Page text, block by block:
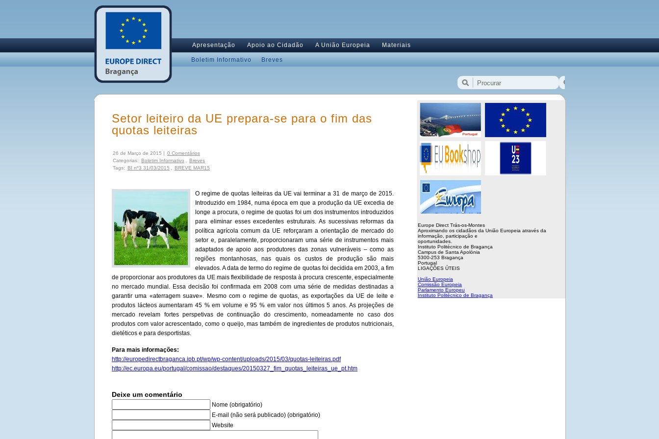
Apresentação Apoio ao Cidadão A União Europeia Materiais
Boletim Informativo Breves
Setor leiteiro da UE prepara-se para o fim das
quotas leiteiras
26 de Março de 2015 | 0 Comentários
Categorias:
Boletim Informativo
Breves
Tags:
BI nº3 31/03/2015 BREVE MAR15
O regime de quotas leiteiras da UE vai terminar a 31 de março de 2015.
Introduzido em 1984, numa época em que a produção da UE excedia de
longe a procura, o regime de quotas foi um dos instrumentos introduzidos
para eliminar esses excedentes estruturais. As sucessivas reformas da
política agrícola comum da UE reforçaram a orientação de mercado do
setor e, paralelamente, proporcionaram uma série de instrumentos mais
adaptados de apoio aos produtores das zonas vulneráveis – como as
regiões montanhosas, nas quais os custos de produção são mais
elevados. A data de termo do regime de quotas foi decidida em 2003, a fim
de proporcionar aos produtores da UE mais flexibilidade de resposta à procura crescente, especialmente
no mercado mundial. Essa decisão foi confirmada em 2008 com uma série de medidas destinadas a
garantir uma «aterragem suave». Mesmo com o regime de quotas, as exportações da UE de leite e
produtos lácteos aumentaram 45 % em volume e 95 % em valor nos últimos 5 anos. As projeções de
mercado revelam fortes perspetivas de continuação do crescimento, nomeadamente no caso dos
produtos com valor acrescentado, como o queijo, mas também de ingredientes de produtos nutricionais,
dietéticos e para desportistas.
Para mais informações:
http://europedirectbraganca.ipb.pt/wp/wp-content/uploads/2015/03/quotas-leiteiras.pdf
http://ec.europa.eu/portugal/comissao/destaques/20150327_fim_quotas_leiteiras_ue_pt.htm
Deixe um comentário
Nome (obrigatório)
E-mail (não será publicado) (obrigatório)
Website
Europe Direct Trás-os-Montes
Aproximando os cidadãos da União Europeia através da
informação, participação e
oportunidades.
Instituto Politécnico de Bragança
Campus de Santa Apolónia
5300-253 Bragança
Portugal
LIGAÇÕES ÚTEIS
União Europeia
Comissão Europeia
Parlamento Europeu
Instituto Politécnico de Bragança